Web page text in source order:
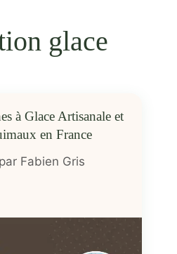
glace
à Glace Artisanale et
en France
par Fabien Gris